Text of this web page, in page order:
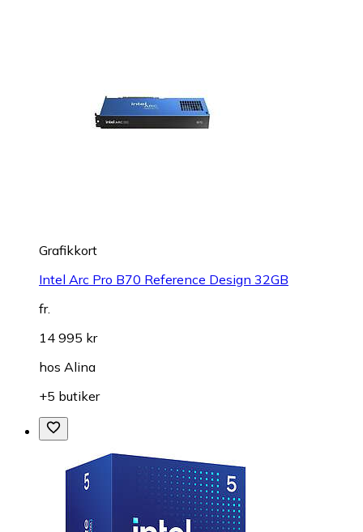
Grafikkort
Intel Arc Pro B70 Reference Design 32GB
fr.
14 995 kr
hos Alina
+5 butiker